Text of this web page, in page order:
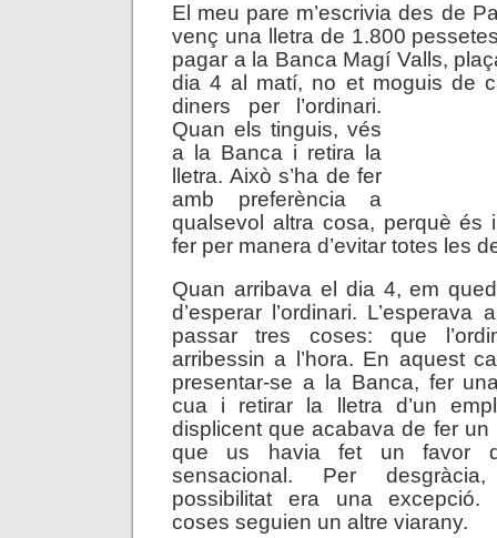
El meu pare m’escrivia des de
venç una lletra de 1.800
pagar a la Banca Magí Valls,
dia 4 al matí, no et moguis de
diners per l’ordinari.
Quan els tinguis, vés
a la Banca i retira la
lletra. Això s’ha de fer
amb preferència a
qualsevol altra cosa, perquè és
fer per manera d’evitar totes les
Quan arribava el dia 4, em
d’esperar l’ordinari. L’esperava
passar tres coses: que
arribessin a l’hora. En aquest
presentar-se a la Banca, fer
cua i retirar la lletra d’un
displicent que acabava de fer un
que us havia fet un favor
sensacional. Per
possibilitat era una excepció.
coses seguien un altre viarany.